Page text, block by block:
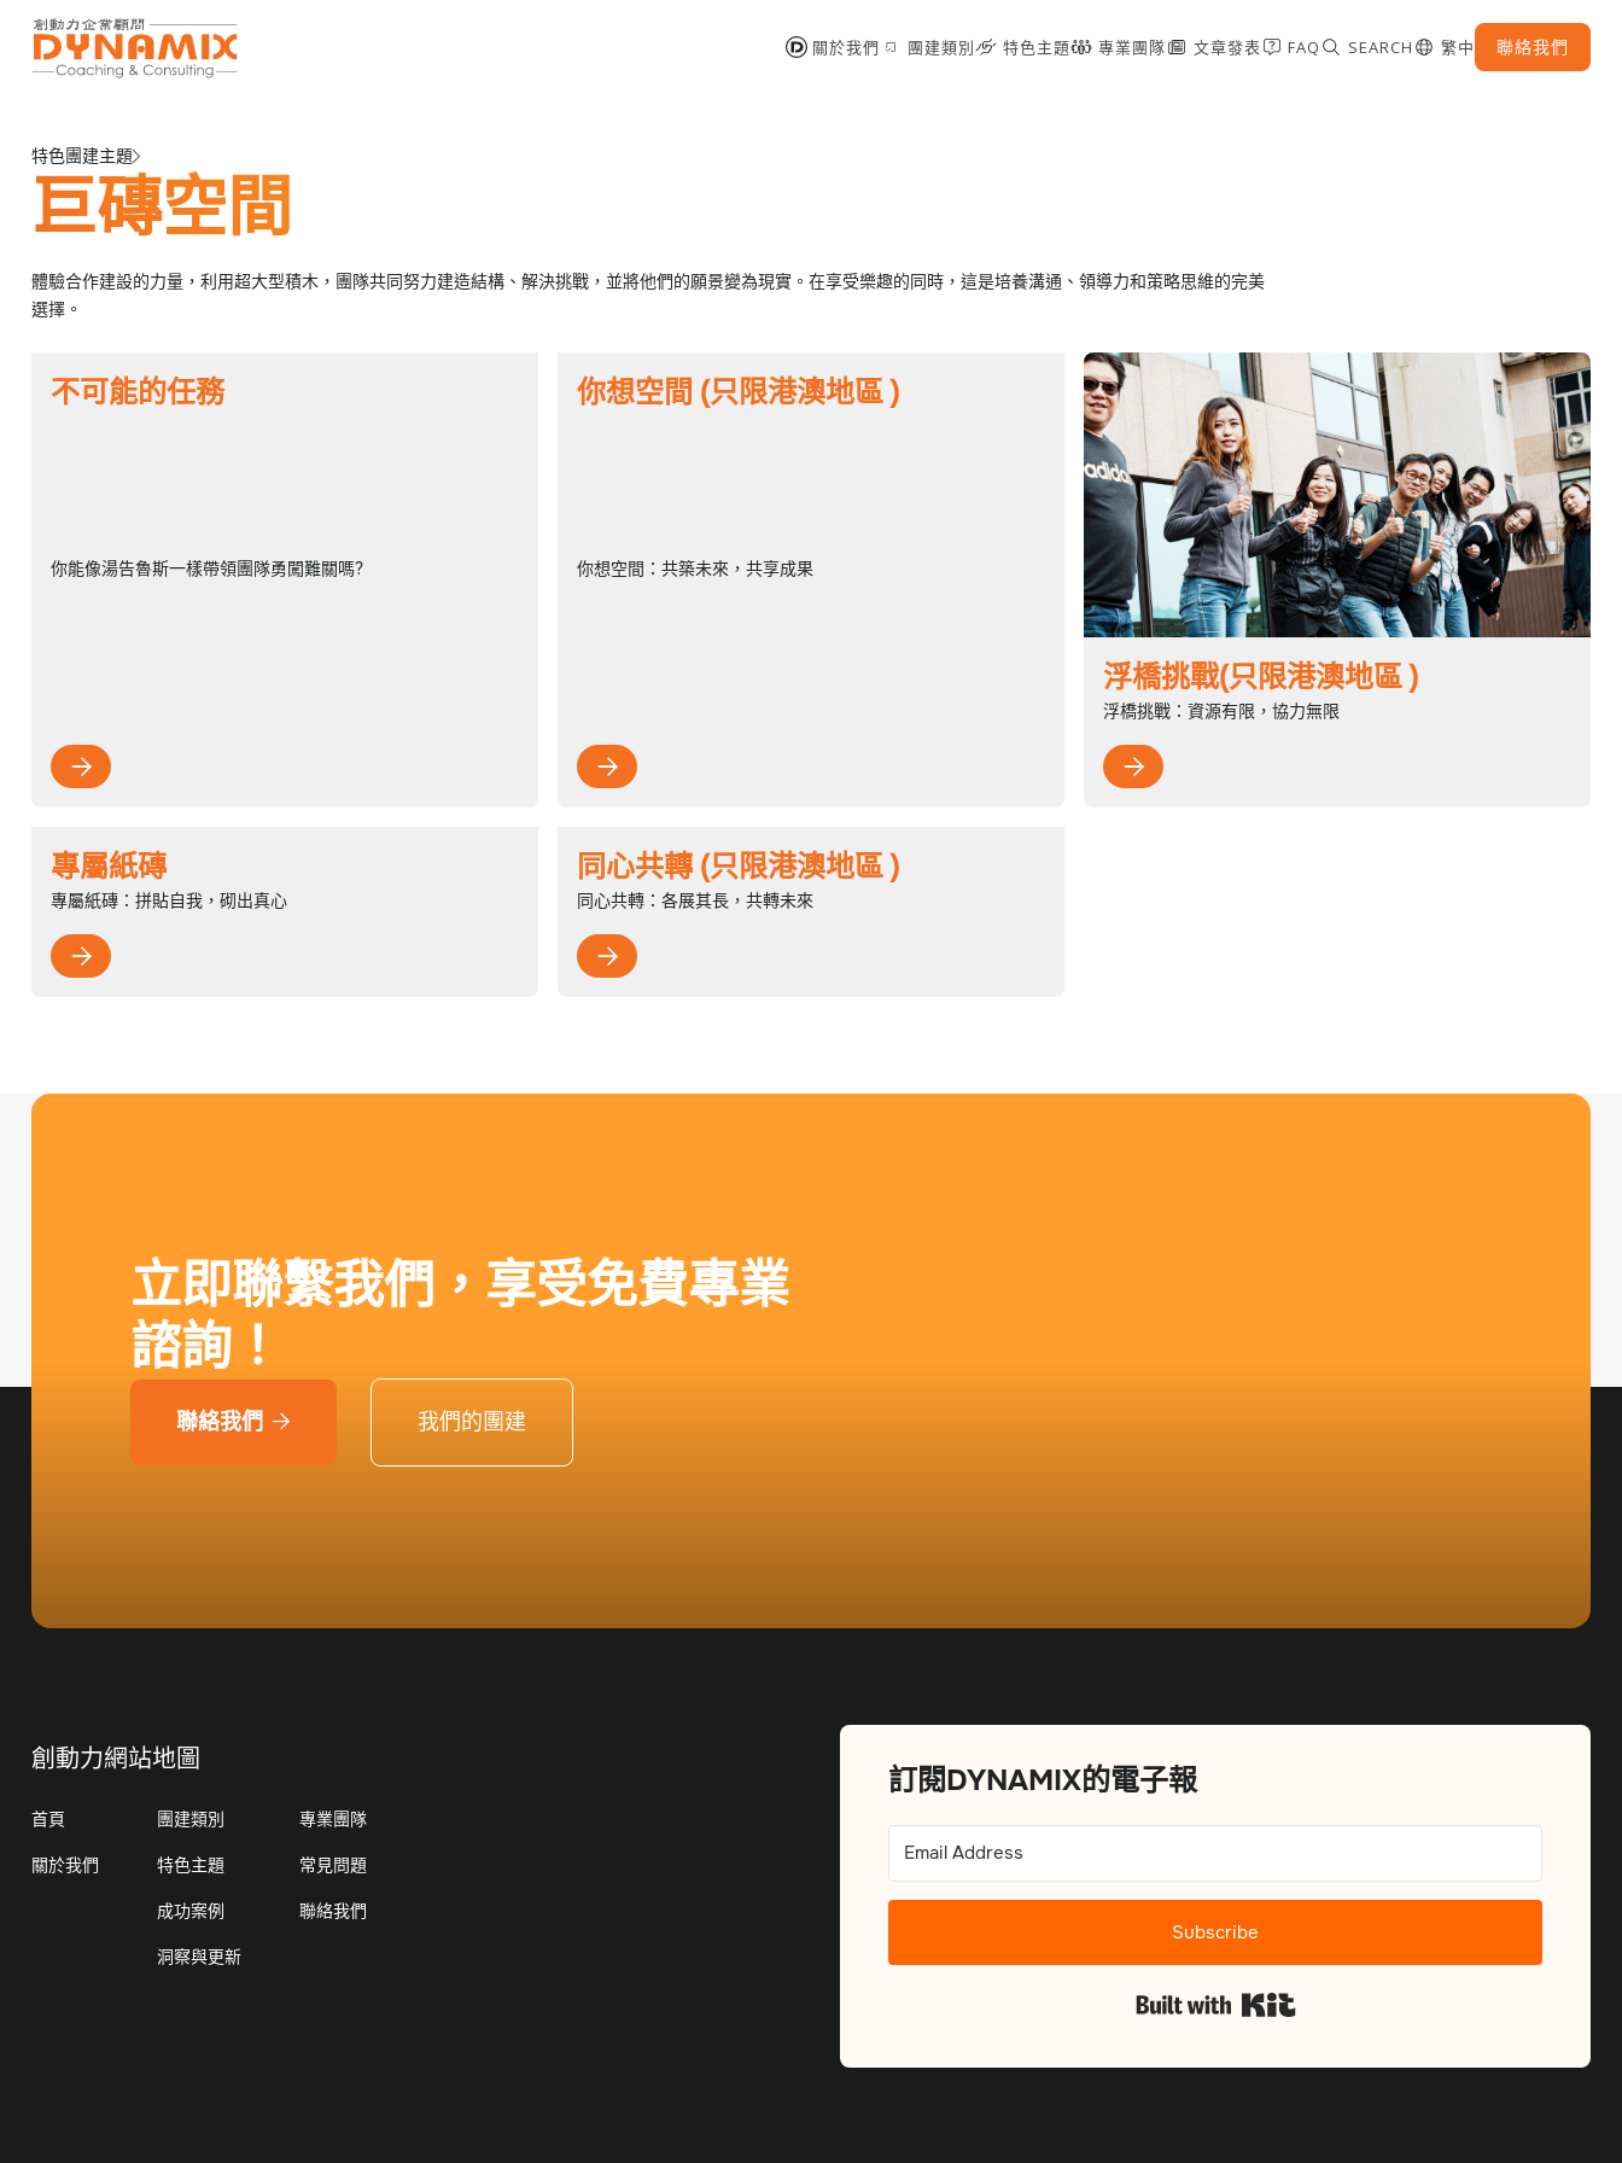
關於我們 團建類別 特色主題 專業團隊 文章發表 FAQ SEARCH 繁中 聯絡我們
特色團建主題
巨磚空間
體驗合作建設的力量，利用超大型積木，團隊共同努力建造結構、解決挑戰，並將他們的願景變為現實。在享受樂趣的同時，這是培養溝通、領導力和策略思維的完美
選擇。
不可能的任務
你能像湯告魯斯一樣帶領團隊勇闖難關嗎?

你想空間 (只限港澳地區 )
你想空間：共築未來，共享成果

浮橋挑戰(只限港澳地區 )
浮橋挑戰：資源有限，協力無限

專屬紙磚
專屬紙磚：拼貼自我，砌出真心

同心共轉 (只限港澳地區 )
同心共轉：各展其長，共轉未來

立即聯繫我們，享受免費專業
諮詢！
聯絡我們  我們的團建
創動力網站地圖
首頁
關於我們
團建類別
特色主題
成功案例
洞察與更新
專業團隊
常見問題
聯絡我們
訂閱DYNAMIX的電子報
Subscribe
Built with Kit